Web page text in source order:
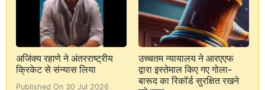
अजिंक्य रहाणे ने अंतरराष्ट्रीय
क्रिकेट से संन्यास लिया
Published On 30 Jul 2026
उच्चतम न्यायालय ने आरएएफ
द्वारा इस्तेमाल किए गए गोला-
बारूद का रिकॉर्ड सुरक्षित रखने